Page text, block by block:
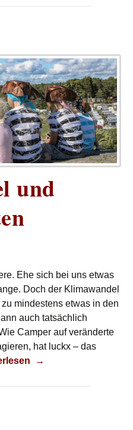
und
Ehe sich bei uns etwas
Doch der Klimawandel
mindestens etwas in den
auch tatsächlich
Camper auf veränderte
hat luckx – das
und Reiseverhalten
→